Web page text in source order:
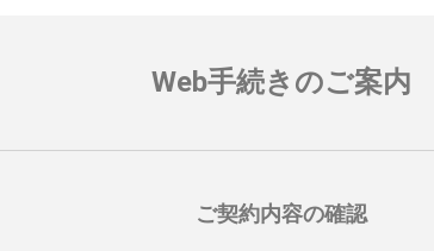
Web手続きのご案内
ご契約内容の確認